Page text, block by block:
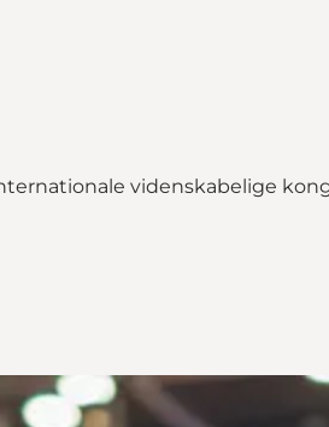
videnskabelige